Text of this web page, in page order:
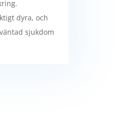
dyra, och
sjukdom